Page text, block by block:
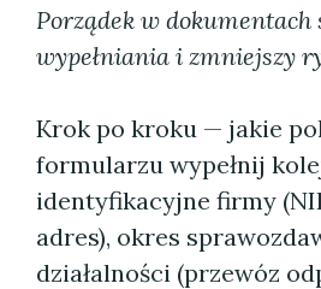
Porządek w dokumentach
wypełniania i zmniejszy
Krok po kroku — jakie
formularzu wypełnij
identyfikacyjne firmy
adres), okres
działalności (przewóz